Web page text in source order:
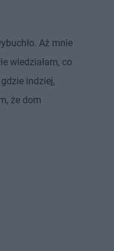
Aż mnie
wiedziałam, co
indziej,
że dom